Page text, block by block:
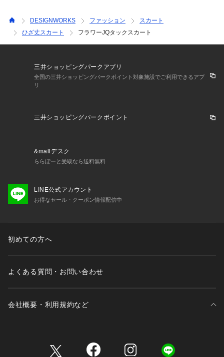
DESIGNWORKS ファッション
スカート
ひざ丈スカート
フラワーJQタックスカート
三井ショッピングパークアプリ
全国の三井ショッピングパークポイント対象施設でご利用できるアプ
リ
三井ショッピングパークポイント
&mallデスク
ららぽーと受取なら送料無料
LINE公式アカウント
お得なセール・クーポン情報配信中
初めての方へ
よくある質問・お問い合わせ
会社概要・利用規約など